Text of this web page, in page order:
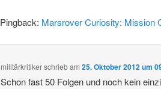
Pingback: Marsrover Curiosity: Mission
militärkritikerschriebam25. Oktober 2012 um
Schon fast 50 Folgen und noch kein